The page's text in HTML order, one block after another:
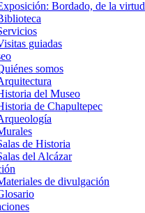
Bordado, de la virtud
guiadas
somos
del Museo
de Chapultepec
de Historia
del Alcázar
de divulgación